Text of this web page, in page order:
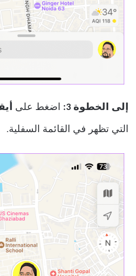
إلى الخطوة 3: اضغط على
التي تظهر في القائمة السفلية.